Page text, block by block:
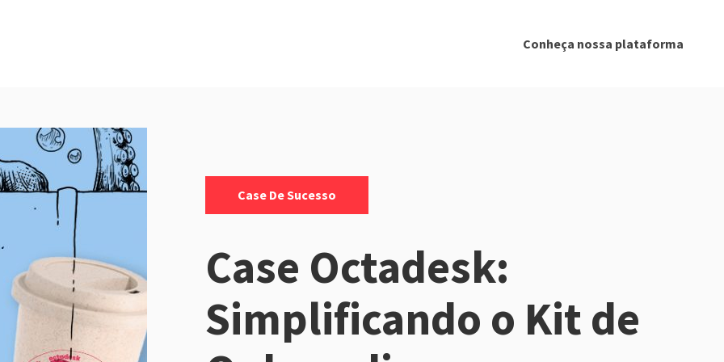
Conheça nossa plataforma
Case De Sucesso
Case Octadesk:
Simplificando o Kit de